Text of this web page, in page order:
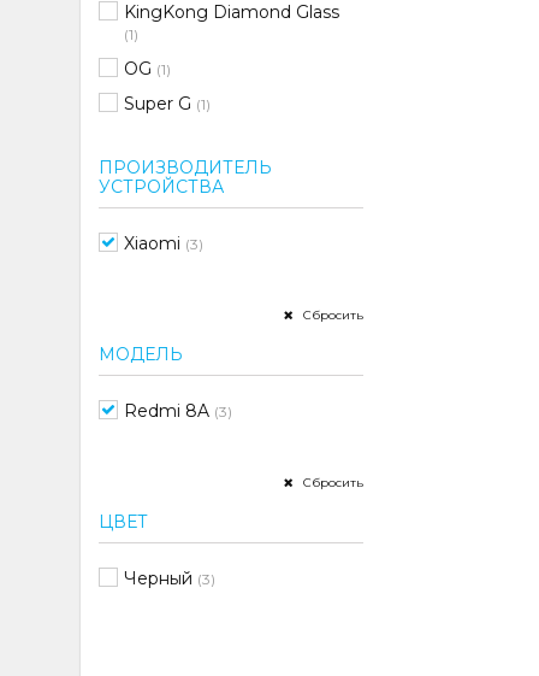
KingKong Diamond Glass
(1)
OG (1)
Super G (1)
ПРОИЗВОДИТЕЛЬ
УСТРОЙСТВА
Xiaomi (3)
Сбросить
МОДЕЛЬ
Redmi 8A (3)
Сбросить
ЦВЕТ
Черный (3)